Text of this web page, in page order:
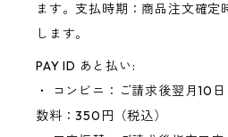
ます。支払時期：商品注文確定
します。
PAY ID あと払い:
・ コンビニ：ご請求後翌月10
数料：350円（税込）